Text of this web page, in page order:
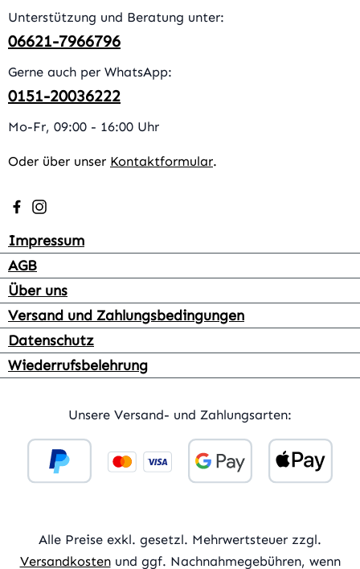
Unterstützung und Beratung unter:
06621-7966796
Gerne auch per WhatsApp:
0151-20036222
Mo-Fr, 09:00 - 16:00 Uhr
Oder über unser Kontaktformular.
Besuche uns auf Facebook – öffnet in neuem Tab
Schau auf Instagram vorbei – öffnet in neuem Tab
Impressum
AGB
Über uns
Versand und Zahlungsbedingungen
Datenschutz
Wiederrufsbelehrung
Unsere Versand- und Zahlungsarten:
Alle Preise exkl. gesetzl. Mehrwertsteuer zzgl.
Versandkostenund ggf. Nachnahmegebühren, wenn